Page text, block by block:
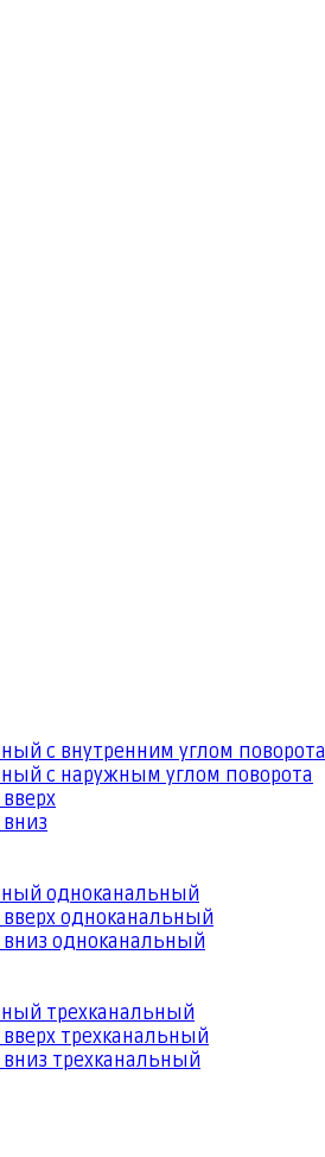
с внутренним углом поворота
с наружным углом поворота
одноканальный
одноканальный
одноканальный
трехканальный
трехканальный
трехканальный